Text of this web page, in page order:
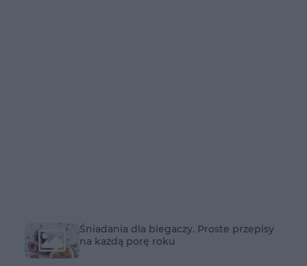
Śniadania dla biegaczy. Proste przepisy
na każdą porę roku